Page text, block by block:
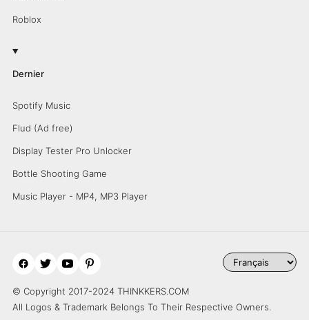
Roblox
Dernier
Spotify Music
Flud (Ad free)
Display Tester Pro Unlocker
Bottle Shooting Game
Music Player - MP4, MP3 Player
© Copyright 2017-2024 THINKKERS.COM
All Logos & Trademark Belongs To Their Respective Owners.